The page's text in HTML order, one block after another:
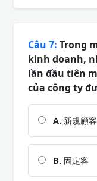
Câu 7: Trong
kinh doanh,
lần đầu tiên
của công ty
A. 新規顧客
B. 固定客